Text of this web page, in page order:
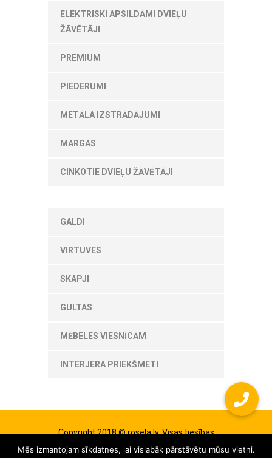
ELEKTRISKI APSILDĀMI DVIEĻU
ŽĀVĒTĀJI
PREMIUM
PIEDERUMI
METĀLA IZSTRĀDĀJUMI
MARGAS
CINKOTIE DVIEĻU ŽĀVĒTĀJI
GALDI
VIRTUVES
SKAPJI
GULTAS
MĒBELES VIESNĪCĀM
INTERJERA PRIEKŠMETI
Copyright 2018 © rosela.lv. Visas tiesības
aizsargātas. Izstrādās vIT WEB
Mēs izmantojam sīkdatnes, lai vislabāk pārstāvētu mūsu vietni.